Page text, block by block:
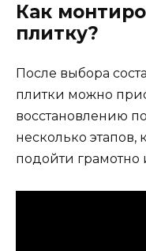
Как
плитку?
После выбора
плитки можно
восстановлению
несколько
подойти грамотно